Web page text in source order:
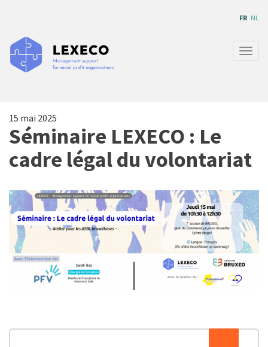
principal
FR NL
15 mai 2025
Séminaire LEXECO : Le
cadre légal du volontariat